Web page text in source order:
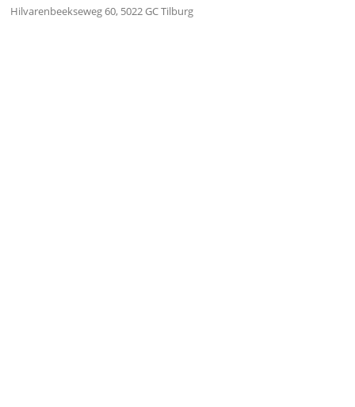
Hilvarenbeekseweg 60, 5022 GC Tilburg